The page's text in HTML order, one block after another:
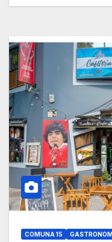
COMUNA 15